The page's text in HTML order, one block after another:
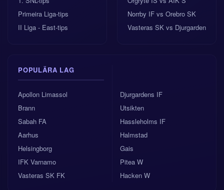
halvlekarna och håller Sydafrika mestadels på
avstånd.
Primeira Liga-tips
II Liga - East-tips
Norrby IF vs Orebro SK
Vasteras SK vs Djurgarden
POPULÄRA LAG
Apollon Limassol
Brann
Sabah FA
Aarhus
Helsingborg
IFK Varnamo
Vasteras SK FK
Djurgardens IF
Utsikten
Hassleholms IF
Halmstad
Gais
Pitea W
Hacken W